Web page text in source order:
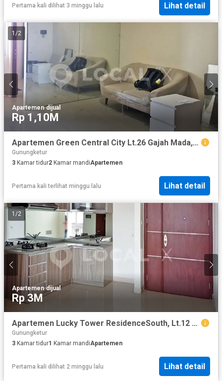
Pertama kali dilihat 3 minggu lalu Lihat detail
1 /2
Apartemen·dijual
Rp 1,10M
Apartemen Green Central City Lt.26 Gajah Mada, Taman Sari, Jakarta Barat
Gunungketur
3 Kamar tidur2 Kamar mandiApartemen
Pertama kali terlihat minggu lalu Lihat detail
1 /2
Apartemen·dijual
Rp 3M
Apartemen Lucky Tower ResidenceSouth, Lt.12 Pancoran Chinatown, Taman Sari, Jakarta Barat
Gunungketur
3 Kamar tidur1 Kamar mandiApartemen
Pertama kali dilihat 2 minggu lalu Lihat detail